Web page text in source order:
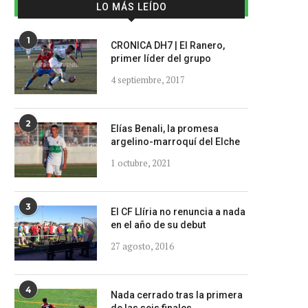
LO MÁS LEÍDO
1
CRONICA DH7 | El Ranero,
primer líder del grupo
4 septiembre, 2017
2
Elías Benali, la promesa
argelino-marroquí del Elche
1 octubre, 2021
3
El CF Llíria no renuncia a nada
en el año de su debut
27 agosto, 2016
4
Nada cerrado tras la primera